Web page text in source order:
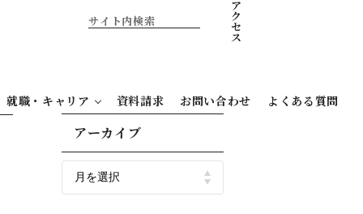
ア
ク
セ
ス
就職・キャリア 資料請求 お問い合わせ よくある質問
アーカイブ